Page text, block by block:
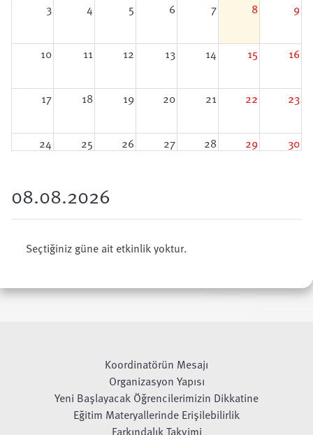
3 4 5 6 7 8 9
10 11 12 13 14 15 16
17 18 19 20 21 22 23
24 25 26 27 28 29 30
08.08.2026
Seçtiğiniz güne ait etkinlik yoktur.
Koordinatörün Mesajı
Organizasyon Yapısı
Yeni Başlayacak Öğrencilerimizin Dikkatine
Eğitim Materyallerinde Erişilebilirlik
Farkındalık Takvimi